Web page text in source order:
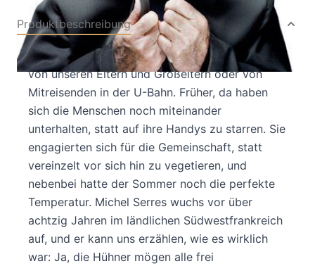
Produktbeschreibung
Früher war alles besser, so hören wir fast täglich
von unseren Eltern und Großeltern oder von
Mitreisenden in der U-Bahn. Früher, da haben
sich die Menschen noch miteinander
unterhalten, statt auf ihre Handys zu starren. Sie
engagierten sich für die Gemeinschaft, statt
vereinzelt vor sich hin zu vegetieren, und
nebenbei hatte der Sommer noch die perfekte
Temperatur. Michel Serres wuchs vor über
achtzig Jahren im ländlichen Südwestfrankreich
auf, und er kann uns erzählen, wie es wirklich
war: Ja, die Hühner mögen alle frei